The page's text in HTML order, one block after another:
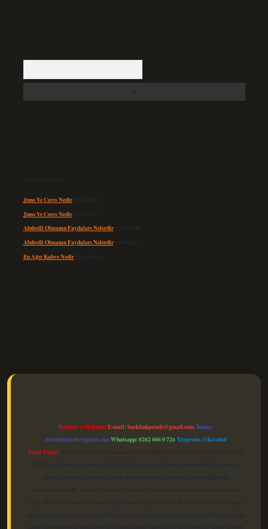
Son yorumlar
Juno Ve Ceres Nediriçin admin
Juno Ve Ceres Nediriçin Altan
Abdestli Olmanın Faydaları Nelerdiriçin admin
Abdestli Olmanın Faydaları Nelerdiriçin Alper
En Ağır Kahve Nediriçin admin
Reklam ve İletişim:E-mail:backlinkpaneli@gmail.comTeams:
forumhizmeti@gmail.comWhatsapp: 0262 606 0 726Telegram: @karabul
Yasal Uyarı: